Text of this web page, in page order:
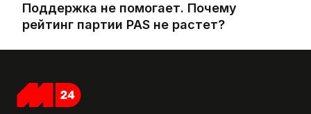
Поддержка не помогает. Почему
рейтинг партии PAS не растет?